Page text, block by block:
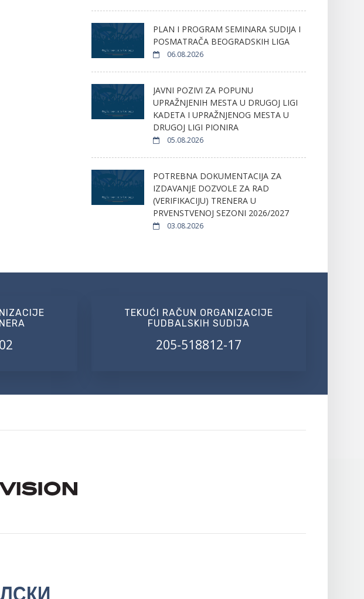
PLAN I PROGRAM SEMINARA SUDIJA I
POSMATRAČA BEOGRADSKIH LIGA
06.08.2026
JAVNI POZIVI ZA POPUNU
UPRAŽNJENIH MESTA U DRUGOJ LIGI
KADETA I UPRAŽNJENOG MESTA U
DRUGOJ LIGI PIONIRA
05.08.2026
POTREBNA DOKUMENTACIJA ZA
IZDAVANJE DOZVOLE ZA RAD
(VERIFIKACIJU) TRENERA U
PRVENSTVENOJ SEZONI 2026/2027
03.08.2026
TEKUĆI RAČUN ORGANIZACIJE
FUDBALSKIH SUDIJA
205-518812-17